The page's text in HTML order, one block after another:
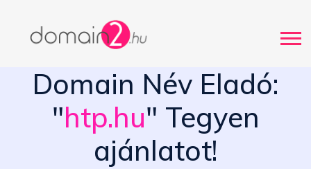
Domain Név Eladó:
"htp.hu" Tegyen
ajánlatot!